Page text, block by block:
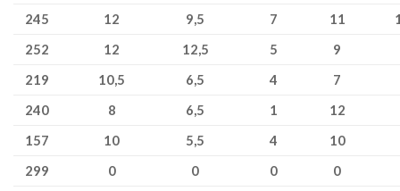
245
12 9,5 7 11
252
12 12,5 5
9
219
10,5 6,5 4
7
240
8 6,5 1
12
157
10 5,5 4
10
299
0 0 0 0